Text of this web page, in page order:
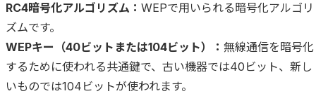
RC4暗号化アルゴリズム： WEPで用いられる暗号化アルゴリ
ズムです。
WEPキー（40ビットまたは104ビット）： 無線通信を暗号化
するために使われる共通鍵で、古い機器では40ビット、新し
いものでは104ビットが使われます。